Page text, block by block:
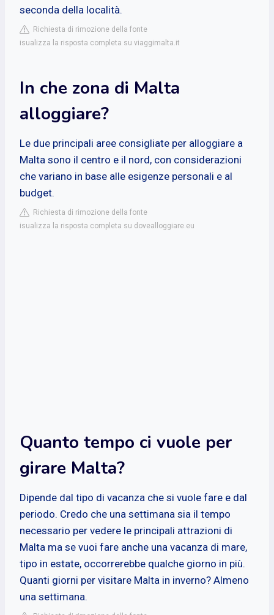
seconda della località.
Richiesta di rimozione della fonte
isualizza la risposta completa su viaggimalta.it
In che zona di Malta
alloggiare?
Le due principali aree consigliate per alloggiare a
Malta sono il centro e il nord, con considerazioni
che variano in base alle esigenze personali e al
budget.
Richiesta di rimozione della fonte
isualizza la risposta completa su dovealloggiare.eu
Quanto tempo ci vuole per
girare Malta?
Dipende dal tipo di vacanza che si vuole fare e dal
periodo. Credo che una settimana sia il tempo
necessario per vedere le principali attrazioni di
Malta ma se vuoi fare anche una vacanza di mare,
tipo in estate, occorrerebbe qualche giorno in più.
Quanti giorni per visitare Malta in inverno? Almeno
una settimana.